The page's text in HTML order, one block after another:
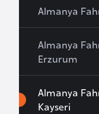
Almanya
Almanya
Erzurum
Almanya
Kayseri
b
a
y
c
a
n